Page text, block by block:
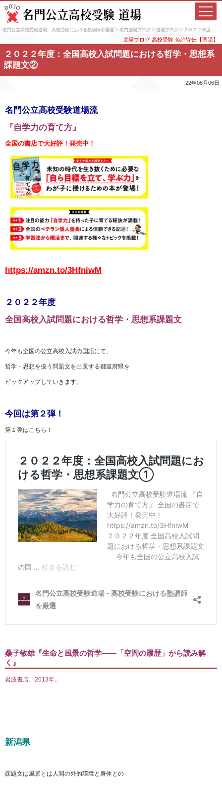
名門公立高校受験道場 - 高校受験における塾講師を厳選 > 名門道場ブログ > 道場ブログ > ２０２２年度：全国高校入試問題における哲学・思想系課題文②
道場ブログ 高校受験 免許皆伝【国語】
２０２２年度：全国高校入試問題における哲学・思想系
課題文②
22年08月06日
名門公立高校受験道場流
『自学力の育て方』
全国の書店で大好評！発売中！
https://amzn.to/3HfniwM
２０２２年度
全国高校入試問題における哲学・思想系課題文
今年も全国の公立高校入試の国語にて、
哲学・思想を扱う問題文を出題する都道府県を
ピックアップしていきます。
今回は第２弾！
第１弾はこちら！
桑子敏雄『生命と風景の哲学――「空間の履歴」から読み解
く』
岩波書店、2013年。
新潟県
課題文は風景とは人間の外的環境と身体との